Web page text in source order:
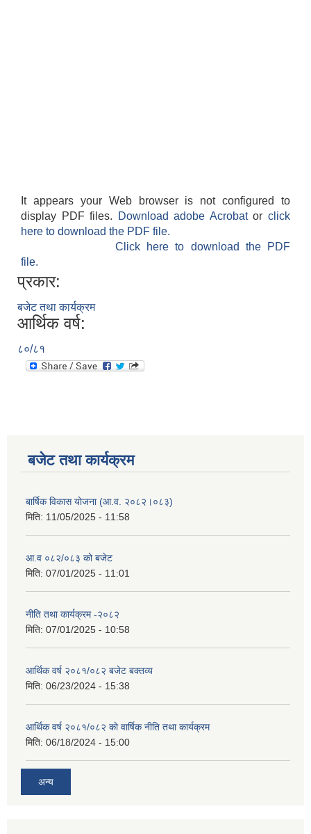
It appears your Web browser is not configured to
display PDF files.
Download adobe Acrobatorclick
here to download the PDF file.
Click here to download the PDF
file.
प्रकार:
बजेट तथा कार्यक्रम
आर्थिक वर्ष:
८०/८१
बजेट तथा कार्यक्रम
बार्षिक विकास योजना (आ.व. २०८२।०८३)
मिति: 11/05/2025 - 11:58
आ.व ०८२/०८३ को बजेट
मिति: 07/01/2025 - 11:01
नीति तथा कार्यक्रम -२०८२
मिति: 07/01/2025 - 10:58
आर्थिक वर्ष २०८१/०८२ बजेट बक्तव्य
मिति: 06/23/2024 - 15:38
आर्थिक वर्ष २०८१/०८२ काे वार्षिक नीति तथा कार्यक्रम
मिति: 06/18/2024 - 15:00
अन्य